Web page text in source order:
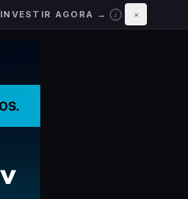
INVESTIR AGORA → i ×